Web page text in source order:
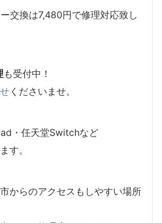
交換は7,480円で修理対応致し
も受付中！
くださいませ。
・任天堂Switchなど
す。
からのアクセスもしやすい場所